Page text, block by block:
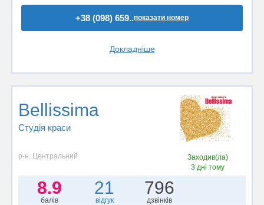
+38 (098) 659..показати номер
Докладніше
Bellissima
Студія краси
р-н. Центральний
Заходив(ла)
3 дні тому
8.9
балів
21
відгук
796
дзвінків